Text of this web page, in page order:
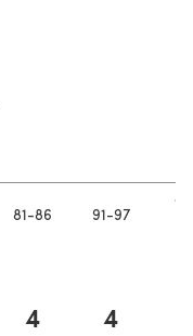
81-86 91-97
4 4